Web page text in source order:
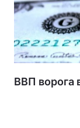
ВВП ворога